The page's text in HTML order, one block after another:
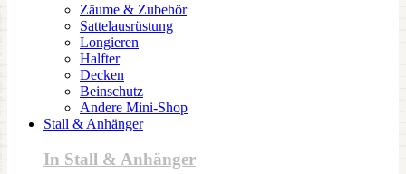
Zäume & Zubehör
Sattelausrüstung
Longieren
Halfter
Decken
Beinschutz
Andere Mini-Shop
Stall & Anhänger
In Stall & Anhänger